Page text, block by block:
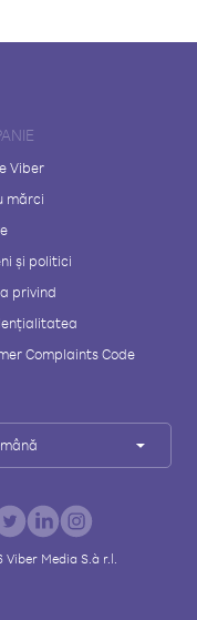
Viber
mărci
și politici
privind
Complaints Code
Viber Media S.à r.l.